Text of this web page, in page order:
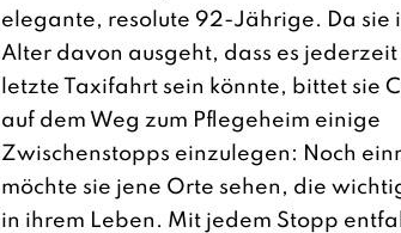
elegante, resolute 92-Jährige. Da sie
Alter davon ausgeht, dass es jederzeit
letzte Taxifahrt sein könnte, bittet sie
auf dem Weg zum Pflegeheim einige
Zwischenstopps einzulegen: Noch
möchte sie jene Orte sehen, die
in ihrem Leben. Mit jedem Stopp